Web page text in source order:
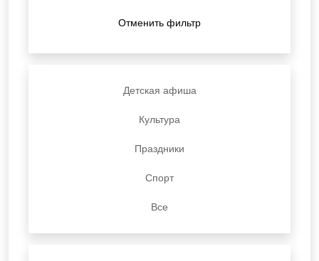
Отменить фильтр
Детская афиша
Культура
Праздники
Спорт
Все